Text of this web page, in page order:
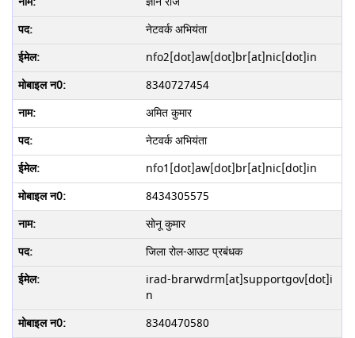
नेटवर्क अभियंता
nfo2[dot]aw[dot]br[at]nic[dot]in
8340727454
अमित कुमार
नेटवर्क अभियंता
nfo1[dot]aw[dot]br[at]nic[dot]in
8434305575
सोनू कुमार
जिला रोल-आउट प्रबंधक
irad-brarwdrm[at]supportgov[dot]i
n
8340470580